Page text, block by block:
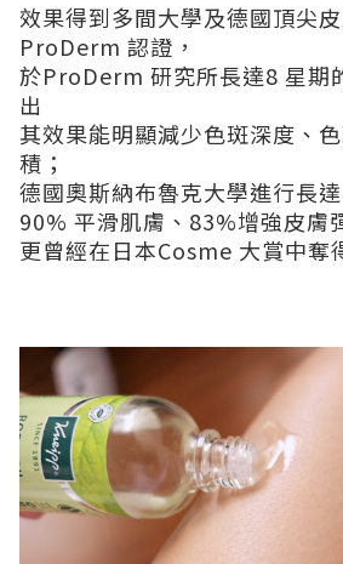
效果得到多間大學及德國頂尖
ProDerm 認證，
於ProDerm 研究所長達8 星期
出
其效果能明顯減少色斑深度、
積；
德國奧斯納布魯克大學進行長
90% 平滑肌膚、83%增強皮膚
更曾經在日本Cosme 大賞中奪